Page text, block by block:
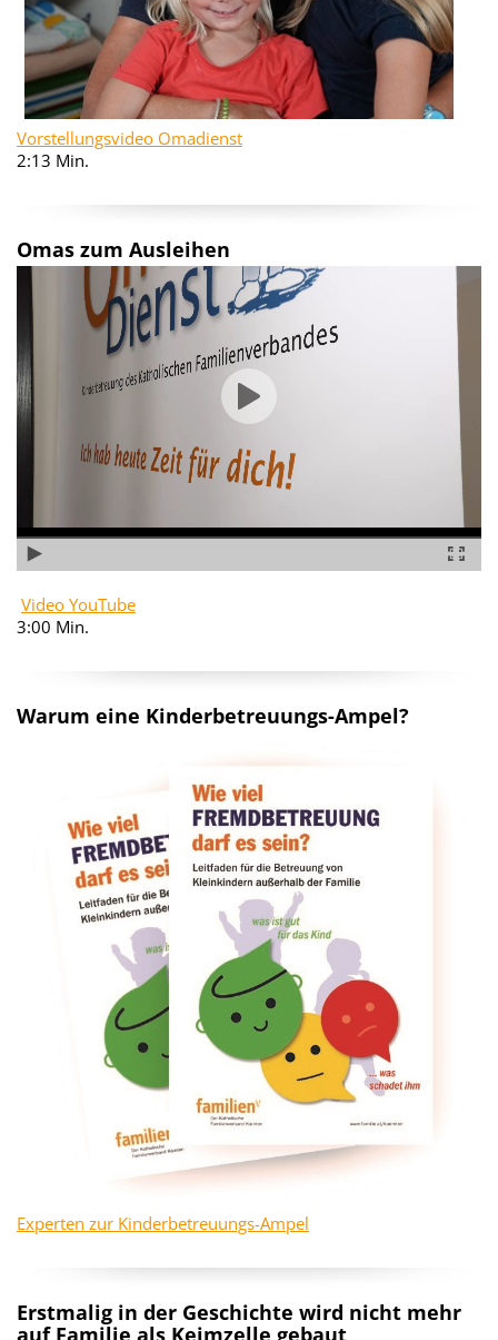
Vorstellungsvideo Omadienst
2:13 Min.
Omas zum Ausleihen
Video YouTube
3:00 Min.
Warum eine Kinderbetreuungs-Ampel?
Experten zur Kinderbetreuungs-Ampel
Erstmalig in der Geschichte wird nicht mehr
auf Familie als Keimzelle gebaut